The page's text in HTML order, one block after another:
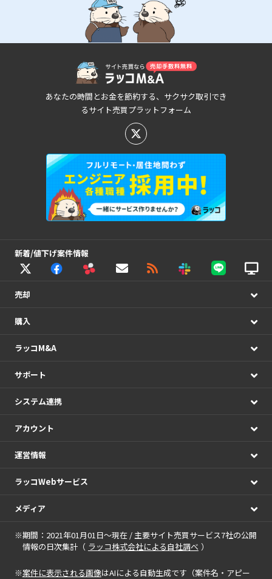
あなたの時間とお金を節約する、サクサク取引でき
るサイト売買プラットフォーム
新着/値下げ案件情報
売却
購入
ラッコM&A
サポート
システム連携
アカウント
運営情報
ラッコWebサービス
メディア
※期間：2021年01月01日～現在 / 主要サイト売買サービス7社の公開
情報の日次集計（ ラッコ株式会社による自社調べ ）
※案件に表示される画像はAIによる自動生成です（案件名・アピー